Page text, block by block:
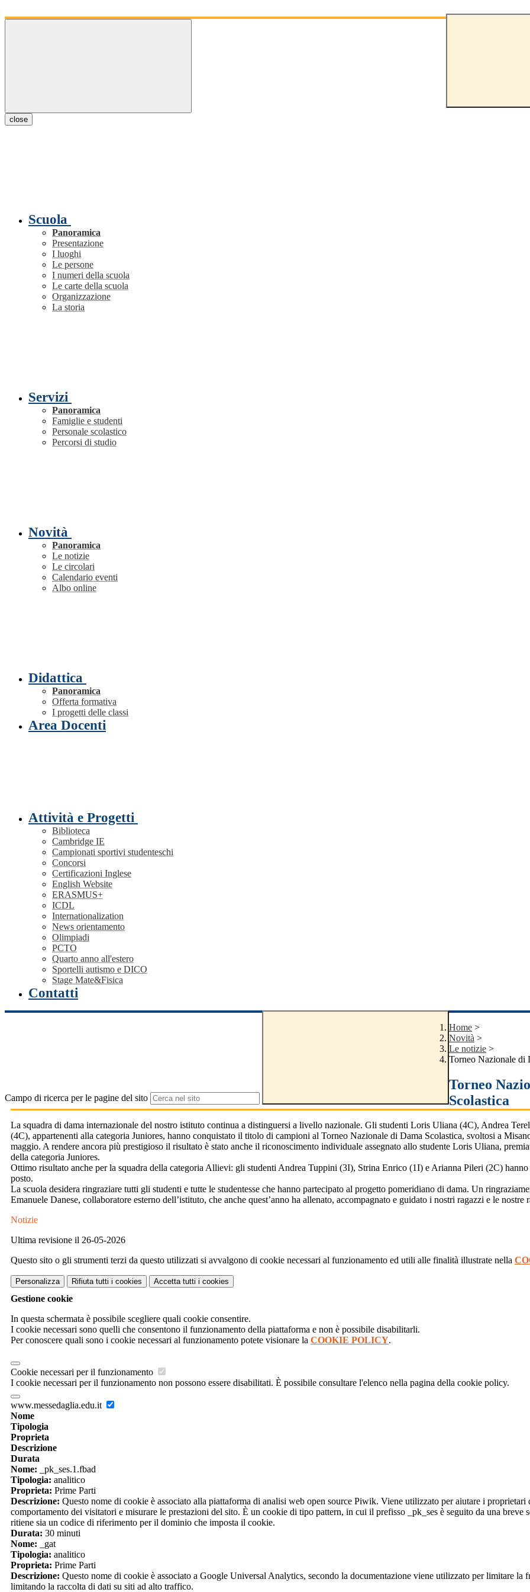
close
Scuola
Panoramica
Presentazione
I luoghi
Le persone
I numeri della scuola
Le carte della scuola
Organizzazione
La storia
Servizi
Panoramica
Famiglie e studenti
Personale scolastico
Percorsi di studio
Novità
Panoramica
Le notizie
Le circolari
Calendario eventi
Albo online
Didattica
Panoramica
Offerta formativa
I progetti delle classi
Area Docenti
Attività e Progetti
Biblioteca
Cambridge IE
Campionati sportivi studenteschi
Concorsi
Certificazioni Inglese
English Website
ERASMUS+
ICDL
Internationalization
News orientamento
Olimpiadi
PCTO
Quarto anno all'estero
Sportelli autismo e DICO
Stage Mate&Fisica
Contatti
Campo di ricerca per le pagine del sito
Home >
Novità >
Le notizie >
Torneo Nazionale di
Torneo
Scolastica
La squadra di dama internazionale del nostro istituto continua a distinguersi a livello nazionale. Gli studenti Loris Uliana (4C), Andrea
(4C), appartenenti alla categoria Juniores, hanno conquistato il titolo di campioni al Torneo Nazionale di Dama Scolastica, svoltosi a
maggio. A rendere ancora più prestigioso il risultato è stato anche il riconoscimento individuale assegnato allo studente Loris Uliana,
della categoria Juniores.
Ottimo risultato anche per la squadra della categoria Allievi: gli studenti Andrea Tuppini (3I), Strina Enrico (1I) e Arianna Pileri (2C)
posto.
La scuola desidera ringraziare tutti gli studenti e tutte le studentesse che hanno partecipato al progetto pomeridiano di dama. Un
Emanuele Danese, collaboratore esterno dell’istituto, che anche quest’anno ha allenato, accompagnato e guidato i nostri ragazzi e le nostre
Notizie
Ultima revisione il 26-05-2026
Questo sito o gli strumenti terzi da questo utilizzati si avvalgono di cookie necessari al funzionamento ed utili alle finalità illustrate nella
Personalizza Rifiuta tutti i cookies Accetta tutti i cookies
Gestione cookie
In questa schermata è possibile scegliere quali cookie consentire.
I cookie necessari sono quelli che consentono il funzionamento della piattaforma e non è possibile disabilitarli.
Per conoscere quali sono i cookie necessari al funzionamento potete visionare la COOKIE POLICY.
Cookie necessari per il funzionamento
I cookie necessari per il funzionamento non possono essere disabilitati. È possibile consultare l'elenco nella pagina della cookie policy.
www.messedaglia.edu.it
Nome
Tipologia
Proprieta
Descrizione
Durata
Nome: _pk_ses.1.fbad
Tipologia: analitico
Proprieta: Prime Parti
Descrizione: Questo nome di cookie è associato alla piattaforma di analisi web open source Piwik. Viene utilizzato per aiutare i
comportamento dei visitatori e misurare le prestazioni del sito. È un cookie di tipo pattern, in cui il prefisso _pk_ses è seguito da una breve
ritiene sia un codice di riferimento per il dominio che imposta il cookie.
Durata: 30 minuti
Nome: _gat
Tipologia: analitico
Proprieta: Prime Parti
Descrizione: Questo nome di cookie è associato a Google Universal Analytics, secondo la documentazione viene utilizzato per limitare la
limitando la raccolta di dati su siti ad alto traffico.